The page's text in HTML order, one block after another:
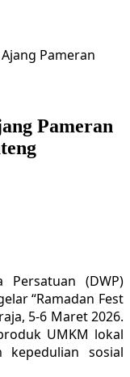
Pameran
Pameran
Persatuan (DWP)
“Ramadan Fest
5-6 Maret 2026.
UMKM lokal
kepedulian sosial